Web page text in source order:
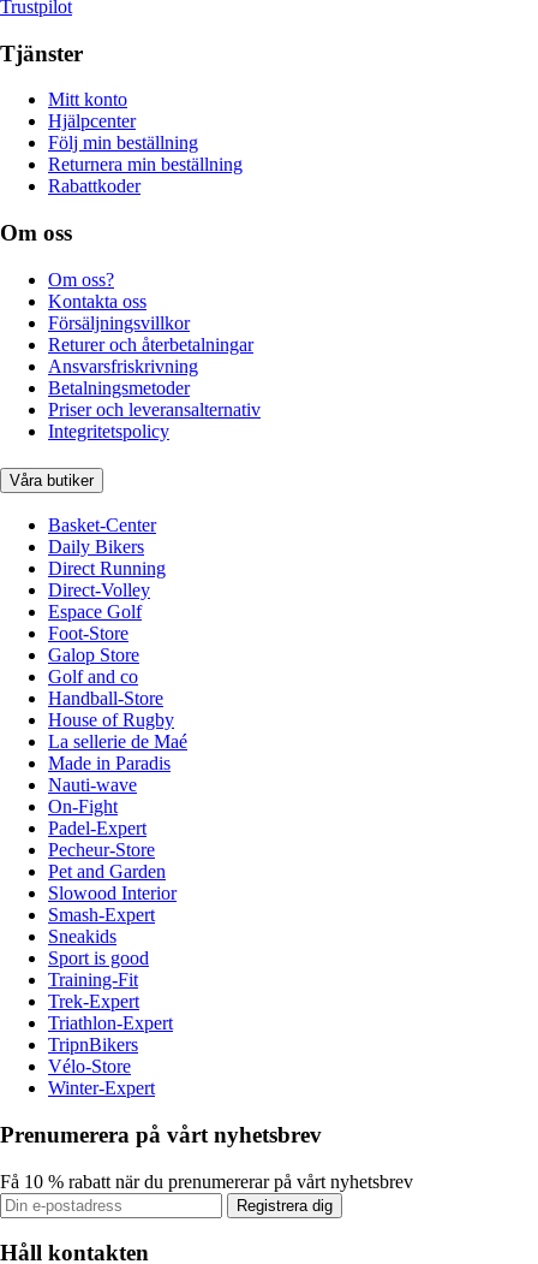
Trustpilot
Tjänster
Mitt konto
Hjälpcenter
Följ min beställning
Returnera min beställning
Rabattkoder
Om oss
Om oss?
Kontakta oss
Försäljningsvillkor
Returer och återbetalningar
Ansvarsfriskrivning
Betalningsmetoder
Priser och leveransalternativ
Integritetspolicy
Våra butiker
Basket-Center
Daily Bikers
Direct Running
Direct-Volley
Espace Golf
Foot-Store
Galop Store
Golf and co
Handball-Store
House of Rugby
La sellerie de Maé
Made in Paradis
Nauti-wave
On-Fight
Padel-Expert
Pecheur-Store
Pet and Garden
Slowood Interior
Smash-Expert
Sneakids
Sport is good
Training-Fit
Trek-Expert
Triathlon-Expert
TripnBikers
Vélo-Store
Winter-Expert
Prenumerera på vårt nyhetsbrev
Få 10 % rabatt när du prenumererar på vårt nyhetsbrev
Registrera dig
Håll kontakten